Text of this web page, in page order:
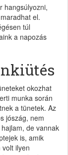
hangsúlyozni,
el.
túl
a napozás
okozhat
munka során
a tünetek. Az
jószág, nem
de vannak
is, amik
ilyen